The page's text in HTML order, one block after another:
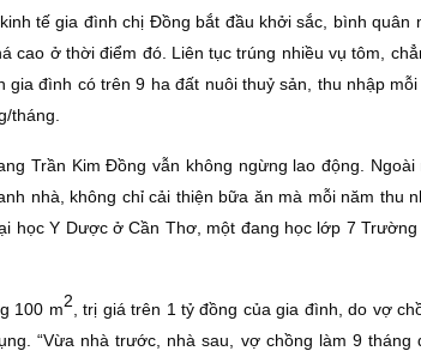
tế gia đình chị Ðồng bắt đầu khởi sắc, bình quân
cao ở thời điểm đó. Liên tục trúng nhiều vụ tôm,
đình có trên 9 ha đất nuôi thuỷ sản, thu nhập
tháng.
Trần Kim Ðồng vẫn không ngừng lao động. Ngoài
nhà, không chỉ cải thiện bữa ăn mà mỗi năm thu
học Y Dược ở Cần Thơ, một đang học lớp 7 Trường
100 m2 , trị giá trên 1 tỷ đồng của gia đình, do vợ
“Vừa nhà trước, nhà sau, vợ chồng làm 9 tháng